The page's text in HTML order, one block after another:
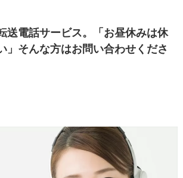
送電話サービス。「お昼休みは休
」そんな方はお問い合わせくださ